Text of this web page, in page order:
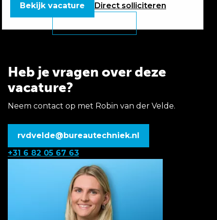
Direct solliciteren
Bekijk vacature
Heb je vragen over deze
vacature?
Neem contact op met Robin van der Velde.
rvdvelde@bureautechniek.nl
+31 6 82 05 67 63